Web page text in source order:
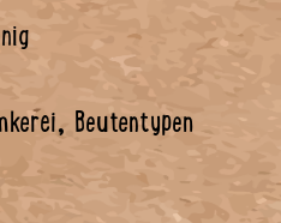
Beutentypen